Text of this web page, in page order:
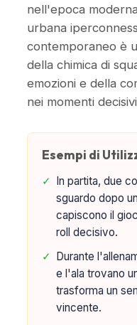
nell'epoca
urbana
contemporaneo è
della chimica di
emozioni e della
nei momenti
Esempi di
✓ In partita, due
sguardo dopo
capiscono il
roll decisivo.
✓ Durante
e l'ala trovano
trasforma un
vincente.